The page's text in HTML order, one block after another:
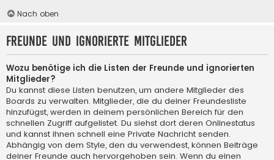
Nach oben
Freunde und ignorierte Mitglieder
Wozu benötige ich die Listen der Freunde und ignorierten
Mitglieder?
Du kannst diese Listen benutzen, um andere Mitglieder des
Boards zu verwalten. Mitglieder, die du deiner Freundesliste
hinzufügst, werden in deinem persönlichen Bereich für den
schnellen Zugriff aufgelistet. Du siehst dort deren Onlinestatus
und kannst ihnen schnell eine Private Nachricht senden.
Abhängig von dem Style, den du verwendest, können Beiträge
deiner Freunde auch hervorgehoben sein. Wenn du einen